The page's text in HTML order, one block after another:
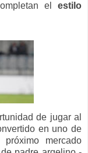
el estilo
de jugar al
en uno de
mercado